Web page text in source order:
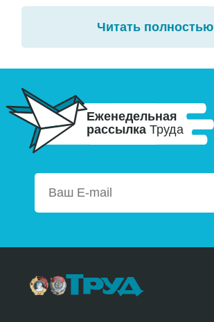
Читать полностью
Еженедельная
рассылка Труда